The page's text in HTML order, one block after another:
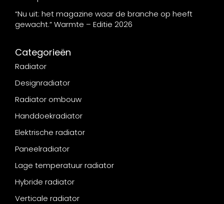
“Nu uit: het magazine waar de branche op heeft
gewacht.” Warmte – Editie 2026
Categorieën
Radiator
Designradiator
Radiator ombouw
Handdoekradiator
Elektrische radiator
Paneelradiator
Lage temperatuur radiator
Hybride radiator
Verticale radiator